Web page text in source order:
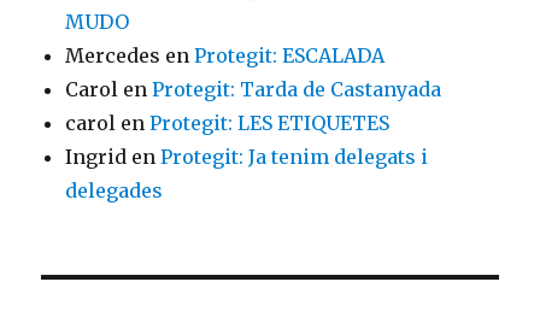
MUDO
Mercedes enProtegit: ESCALADA
Carol enProtegit: Tarda de Castanyada
carol enProtegit: LES ETIQUETES
Ingrid enProtegit: Ja tenim delegats i
delegades